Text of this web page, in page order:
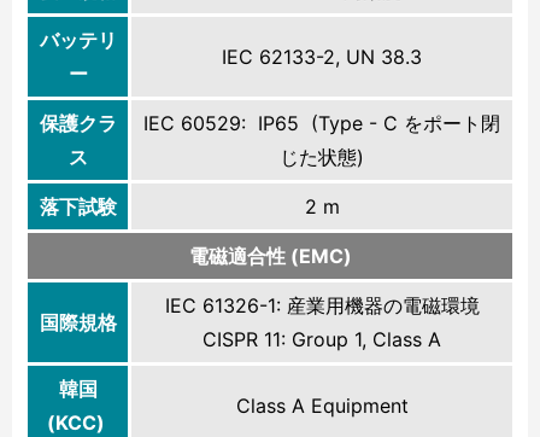
バッテリ
ー
IEC 62133-2, UN 38.3
保護クラ
ス
IEC 60529: IP65 (Type - C をポート閉
じた状態)
落下試験 2 m
電磁適合性 (EMC)
国際規格
IEC 61326-1: 産業用機器の電磁環境
CISPR 11: Group 1, Class A
韓国
(KCC)
Class A Equipment